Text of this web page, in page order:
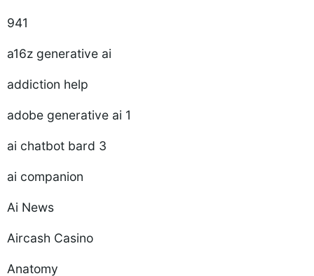
941
a16z generative ai
addiction help
adobe generative ai 1
ai chatbot bard 3
ai companion
Ai News
Aircash Casino
Anatomy